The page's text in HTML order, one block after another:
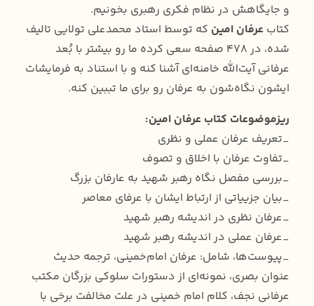
و جایگاهش در نظام فکری رهبری بخونیم.
کتاب عرفان امین که توسط استاد محمدعلی تولایی تالیف
شده، در ۴۷۸ صفحه سعی کرده ما رو بیشتر با بُعد
عرفانی آیت‌الله خامنه‌ای آشنا کنه و با استناد به فرمایشات
ایشون نگاه‌شون به عرفان رو برای ما تببین کنه.
ریزموضوعات کتاب عرفان امین:
_تعریف عرفان عملی و نظری
_تفاوت عرفان با اخلاق و تصوف
_بررسی مفصل نگاه رهبر شهید به عارفان بزرگ
_بیان جزییاتی از ارتباط ایشان با عرفای معاصر
_عرفان نظری در اندیشه رهبر شهید
_عرفان عملی در اندیشه رهبر شهید
_پیوست‌ها، شامل: عرفان امام‌خمینی، ترجمه حدیث
عنوان بصری، نمونه‌ای از دستورات سلوکی بزرگان مکتب
عرفانی نجف، کلام امام خمینی در علت مخالفت برخی با